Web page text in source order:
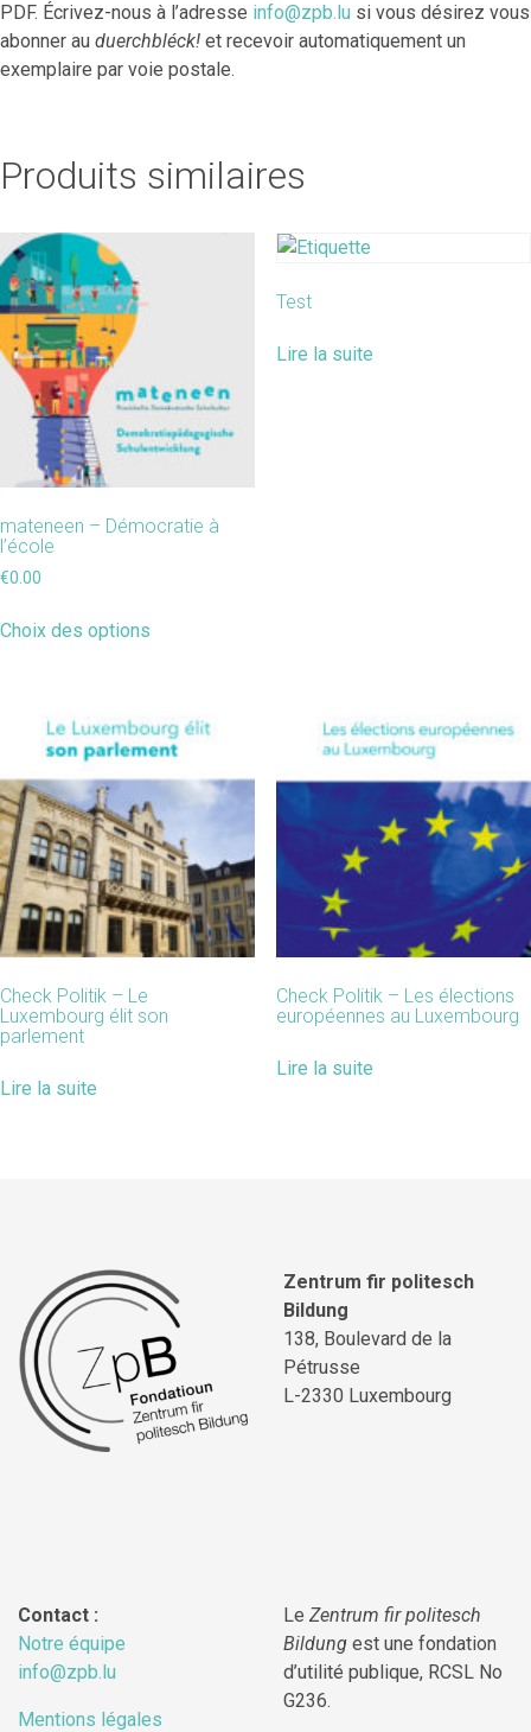
PDF. Écrivez-nous à l’adresse info@zpb.lu si vous désirez vous
abonner au duerchbléck! et recevoir automatiquement un
exemplaire par voie postale.
Produits similaires
mateneen – Démocratie à
l’école
€0.00
Choix des options
Test
Lire la suite
Check Politik – Le
Luxembourg élit son
parlement
Lire la suite
Check Politik – Les élections
européennes au Luxembourg
Lire la suite
Zentrum fir politesch
Bildung
138, Boulevard de la
Pétrusse
L-2330 Luxembourg
Contact :
Notre équipe
info@zpb.lu
Mentions légales
Le Zentrum fir politesch
Bildung est une fondation
d’utilité publique, RCSL No
G236.